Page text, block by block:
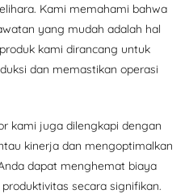
Kami memahami bahwa
yang mudah adalah hal
kami dirancang untuk
dan memastikan operasi
kami juga dilengkapi dengan
kinerja dan mengoptimalkan
dapat menghemat biaya
secara signifikan.